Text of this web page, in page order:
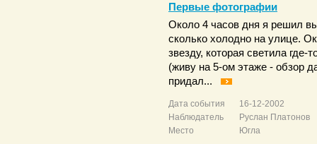
Первые фотографии
Около 4 часов дня я решил
сколько холодно на улице.
звезду, которая светила где-
(живу на 5-ом этаже - обзор
придал...
Дата события
16-12-2002
Наблюдатель
Руслан Платонов
Место
Югла